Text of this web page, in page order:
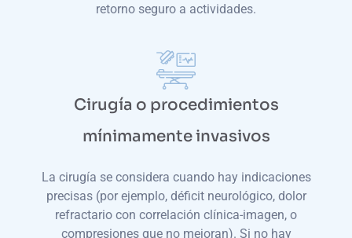
retorno seguro a actividades.
Cirugía o procedimientos
mínimamente invasivos
La cirugía se considera cuando hay indicaciones
precisas (por ejemplo, déficit neurológico, dolor
refractario con correlación clínica-imagen, o
compresiones que no mejoran). Si no hay